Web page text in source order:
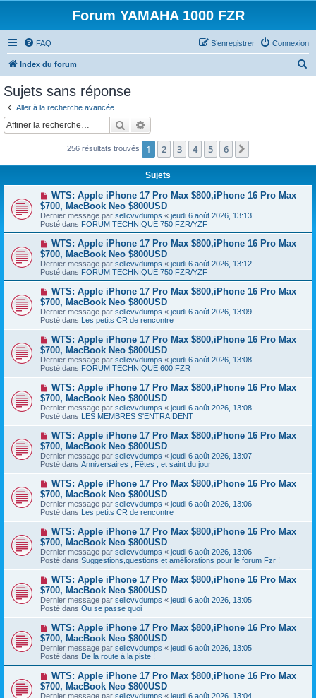
Forum YAMAHA 1000 FZR
FAQ Connexion
S’enregistrer
Index du forum
c
Sujets sans réponse
Aller à la recherche avancée
Rechercher
256 résultats trouvés 1 2 3 4 5 6
Sujets
N
o
u
v
e
a
u
m
e
s
a
g
e
WTS: Apple iPhone 17 Pro Max $800,iPhone 16 Pro Max
$700, MacBook Neo $800USD
Dernier message par sellcvvdumps « jeudi 6 août 2026, 13:13
Posté dans FORUM TECHNIQUE 750 FZR/YZF
N
o
u
v
e
a
u
m
e
s
a
g
e
WTS: Apple iPhone 17 Pro Max $800,iPhone 16 Pro Max
$700, MacBook Neo $800USD
Dernier message par sellcvvdumps « jeudi 6 août 2026, 13:12
Posté dans FORUM TECHNIQUE 750 FZR/YZF
N
o
u
v
e
a
u
m
e
s
a
g
e
WTS: Apple iPhone 17 Pro Max $800,iPhone 16 Pro Max
$700, MacBook Neo $800USD
Dernier message par sellcvvdumps « jeudi 6 août 2026, 13:09
Posté dans Les petits CR de rencontre
N
o
u
v
e
a
u
m
e
s
a
g
e
WTS: Apple iPhone 17 Pro Max $800,iPhone 16 Pro Max
$700, MacBook Neo $800USD
Dernier message par sellcvvdumps « jeudi 6 août 2026, 13:08
Posté dans FORUM TECHNIQUE 600 FZR
N
o
u
v
e
a
u
m
e
s
a
g
e
WTS: Apple iPhone 17 Pro Max $800,iPhone 16 Pro Max
$700, MacBook Neo $800USD
Dernier message par sellcvvdumps « jeudi 6 août 2026, 13:08
Posté dans LES MEMBRES S'ENTRAIDENT
N
o
u
v
e
a
u
m
e
s
a
g
e
WTS: Apple iPhone 17 Pro Max $800,iPhone 16 Pro Max
$700, MacBook Neo $800USD
Dernier message par sellcvvdumps « jeudi 6 août 2026, 13:07
Posté dans Anniversaires , Fêtes , et saint du jour
N
o
u
v
e
a
u
m
e
s
a
g
e
WTS: Apple iPhone 17 Pro Max $800,iPhone 16 Pro Max
$700, MacBook Neo $800USD
Dernier message par sellcvvdumps « jeudi 6 août 2026, 13:06
Posté dans Les petits CR de rencontre
N
o
u
v
e
a
u
m
e
s
a
g
e
WTS: Apple iPhone 17 Pro Max $800,iPhone 16 Pro Max
$700, MacBook Neo $800USD
Dernier message par sellcvvdumps « jeudi 6 août 2026, 13:06
Posté dans Suggestions,questions et améliorations pour le forum Fzr !
N
o
u
v
e
a
u
m
e
s
a
g
e
WTS: Apple iPhone 17 Pro Max $800,iPhone 16 Pro Max
$700, MacBook Neo $800USD
Dernier message par sellcvvdumps « jeudi 6 août 2026, 13:05
Posté dans Ou se passe quoi
N
o
u
v
e
a
u
m
e
WTS: Apple iPhone 17 Pro Max $800,iPhone 16 Pro Max
$700, MacBook Neo $800USD
Dernier message par sellcvvdumps « jeudi 6 août 2026, 13:05
Posté dans De la route à la piste !
N
o
u
WTS: Apple iPhone 17 Pro Max $800,iPhone 16 Pro Max
$700, MacBook Neo $800USD
Dernier message par sellcvvdumps « jeudi 6 août 2026, 13:04